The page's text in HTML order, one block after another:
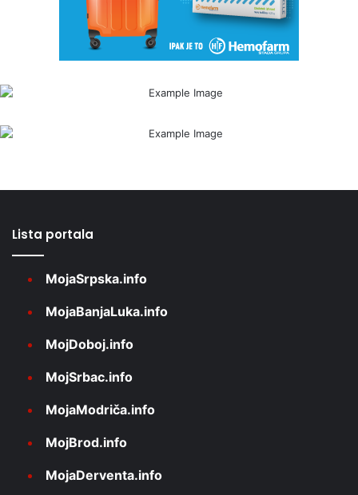
Lista portala
MojaSrpska.info
MojaBanjaLuka.info
MojDoboj.info
MojSrbac.info
MojaModriča.info
MojBrod.info
MojaDerventa.info